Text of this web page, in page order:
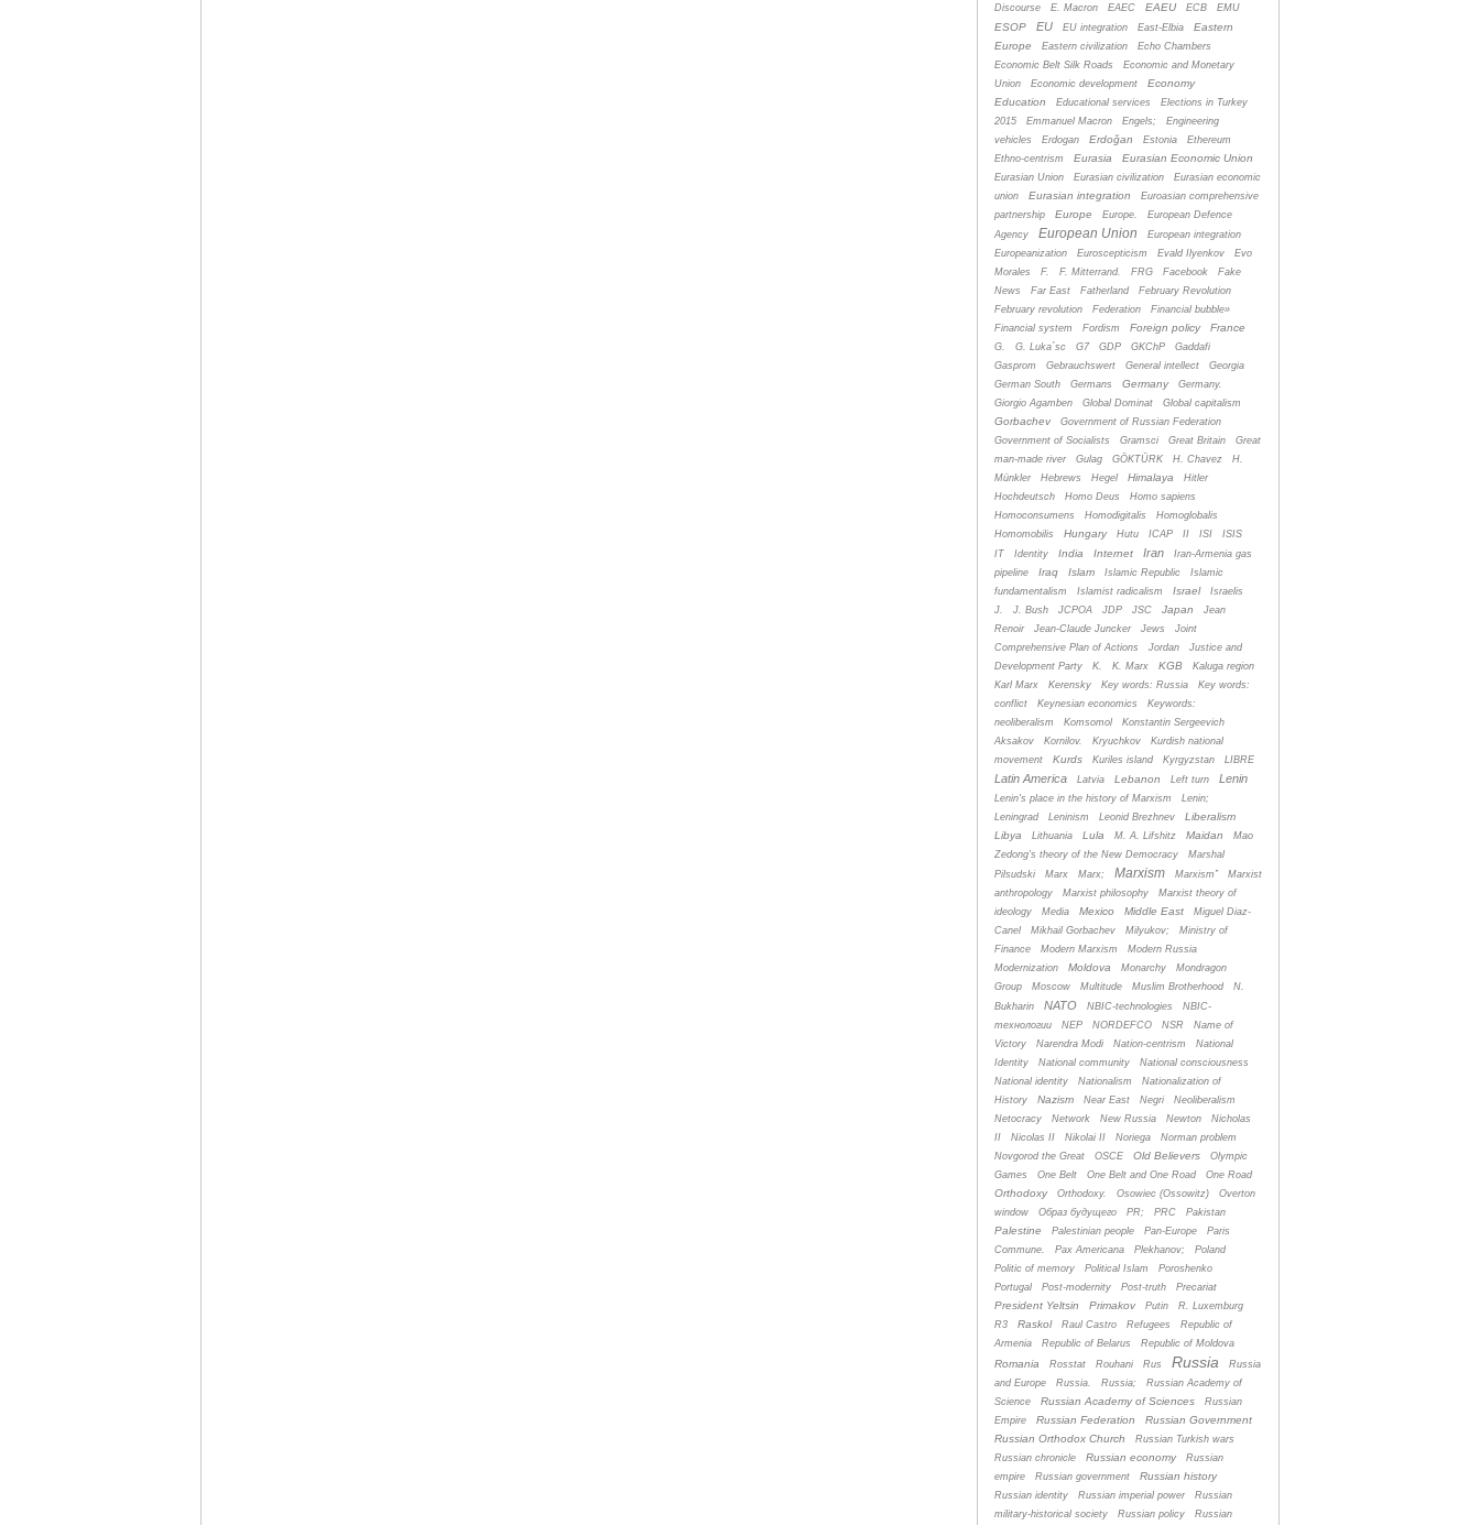
Discourse
E. Macron EAEC EAEU ECB EMU
ESOP EU EU integration East-Elbia
Eastern
Europe
Eastern civilization
Echo Chambers
Economic Belt Silk Roads
Economic and Monetary
Union
Economic development
Economy
Education
Educational services
Elections in Turkey
2015
Emmanuel Macron Engels;
Engineering
vehicles
Erdogan Erdoğan Estonia
Ethereum
Ethno-centrism
Eurasia Eurasian Economic Union
Eurasian Union Eurasian civilization
Eurasian economic
union
Eurasian integration
Euroasian comprehensive
partnership
Europe Europe.
European Defence
Agency
European Union
European integration
Europeanization
Euroscepticism Evald Ilyenkov
Evo
Morales
F. F. Mitterrand. FRG Facebook
Fake
News
Far East Fatherland
February Revolution
February revolution
Federation
Financial bubble»
Financial system
Fordism Foreign policy France
G. G. Luka´sc G7 GDP GKChP
Gaddafi
Gasprom
Gebrauchswert General intellect
Georgia
German South
Germans Germany
Germany.
Giorgio Agamben
Global Dominat Global capitalism
Gorbachev
Government of Russian Federation
Government of Socialists
Gramsci Great Britain
Great
man-made river
Gulag GÖKTÜRK H. Chavez
H.
Münkler
Hebrews Hegel Himalaya
Hitler
Hochdeutsch
Homo Deus
Homo sapiens
Homoconsumens
Homodigitalis
Homoglobalis
Homomobilis
Hungary Hutu ICAP II ISI
ISIS
IT
Identity India Internet Iran
Iran-Armenia gas
pipeline
Iraq Islam Islamic Republic
Islamic
fundamentalism
Islamist radicalism Israel
Israelis
J.
J. Bush JCPOA JDP JSC Japan
Jean
Renoir
Jean-Claude Juncker Jews
Joint
Comprehensive Plan of Actions
Jordan
Justice and
Development Party
K. K. Marx KGB
Kaluga region
Karl Marx
Kerensky Key words: Russia
Key words:
conflict
Keynesian economics
Keywords:
neoliberalism
Komsomol
Konstantin Sergeevich
Aksakov
Kornilov. Kryuchkov
Kurdish national
movement
Kurds Kuriles island Kyrgyzstan LIBRE
Latin America Latvia Lebanon Left turn Lenin
Lenin's place in the history of Marxism
Lenin;
Leningrad
Leninism Leonid Brezhnev
Liberalism
Libya
Lithuania Lula M. A. Lifshitz Maidan
Mao
Zedong's theory of the New Democracy
Marshal
Pilsudski
Marx Marx; Marxism Marxism”
Marxist
anthropology
Marxist philosophy
Marxist theory of
ideology
Media Mexico Middle East
Miguel Diaz-
Canel
Mikhail Gorbachev Milyukov;
Ministry of
Finance
Modern Marxism
Modern Russia
Modernization
Moldova Monarchy
Mondragon
Group
Moscow Multitude Muslim Brotherhood
N.
Bukharin
NATO NBIC-technologies
NBIC-
технологии
NEP NORDEFCO NSR
Name of
Victory
Narendra Modi Nation-centrism
National
Identity
National community
National consciousness
National identity
Nationalism
Nationalization of
History
Nazism Near East Negri
Neoliberalism
Netocracy
Network New Russia Newton
Nicholas
II
Nicolas II Nikolai II Noriega
Norman problem
Novgorod the Great
OSCE Old Believers
Olympic
Games
One Belt One Belt and One Road One Road
Orthodoxy Orthodoxy. Osowiec (Ossowitz)
Overton
window
Oбраз будущего PR; PRC Pakistan
Palestine Palestinian people Pan-Europe
Paris
Commune.
Pax Americana Plekhanov;
Poland
Politic of memory
Political Islam
Poroshenko
Portugal
Post-modernity Post-truth Precariat
President Yeltsin Primakov Putin
R. Luxemburg
R3
Raskol Raul Castro Refugees
Republic of
Armenia
Republic of Belarus Republic of Moldova
Romania Rosstat Rouhani Rus Russia
Russia
and Europe
Russia. Russia;
Russian Academy of
Science
Russian Academy of Sciences
Russian
Empire
Russian Federation
Russian Government
Russian Orthodox Church
Russian Turkish wars
Russian chronicle
Russian economy
Russian
empire
Russian government Russian history
Russian identity Russian imperial power
Russian
military-historical society
Russian policy Russian